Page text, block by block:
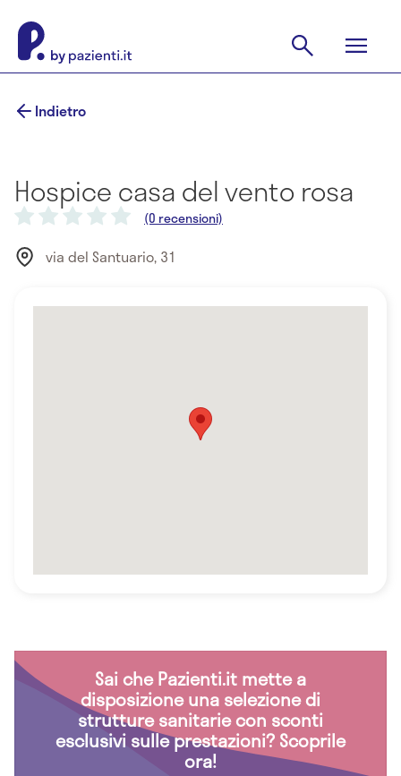
Indietro
Hospice casa del vento rosa
(0 recensioni)
via del Santuario, 31
Sai che Pazienti.it mette a
disposizione una selezione di
strutture sanitarie con sconti
esclusivi sulle prestazioni? Scoprile
ora!